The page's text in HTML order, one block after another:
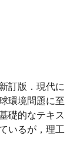
訂版．現代に
環境問題に至
礎的なテキス
いるが，理工